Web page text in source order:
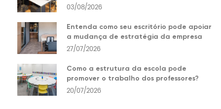
03/08/2026
Entenda como seu escritório pode apoiar
a mudança de estratégia da empresa
27/07/2026
Como a estrutura da escola pode
promover o trabalho dos professores?
20/07/2026